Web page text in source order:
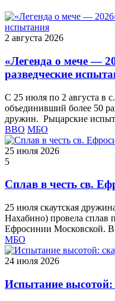
2 августа 2026
«Легенда о мече —
разведческие
С 25 июля по 2 августа в
объединивший более 50
дружин. Рыцарские
ВВО МБО
25 июля 2026
5
Сплав в честь св.
25 июля скаутская
Нахабино) провела сплав
Ефросинии Московской. В
МБО
24 июля 2026
Испытание высотой: